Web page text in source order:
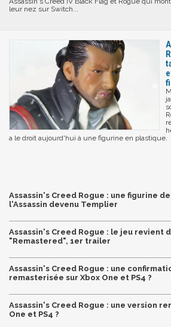
leur nez sur Switch...
a le droit aujourd'hui à une figurine en plastique.
Assassin's Creed Rogue : une figurine
l'Assassin devenu Templier
Assassin's Creed Rogue : le jeu revient
"Remastered", 1er trailer
Assassin's Creed Rogue : une
remasterisée sur Xbox One et PS4 ?
Assassin's Creed Rogue : une version
One et PS4 ?